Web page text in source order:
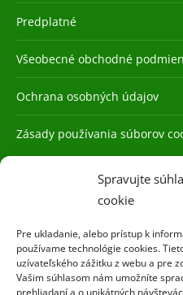
Spravujte
cookie
Pre ukladanie, alebo prístup k
používame technológie cookies.
uzívateľského zážitku z webu a pre
Vašim súhlasom nám umožníte
prehliadaní a o unikátných
Predplatné
Všeobecné obchodné
Ochrana osobných údajov
Zásady používania súborov